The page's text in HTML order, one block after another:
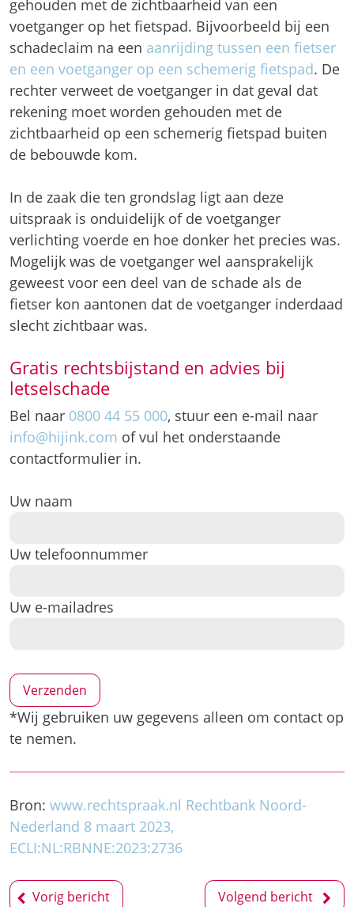
rekening moet worden gehouden met de
zichtbaarheid op een schemerig fietspad buiten
de bebouwde kom.
In de zaak die ten grondslag ligt aan deze
uitspraak is onduidelijk of de voetganger
verlichting voerde en hoe donker het precies was.
Mogelijk was de voetganger wel aansprakelijk
fietser kon aantonen dat de voetganger inderdaad
slecht zichtbaar was.
Gratis rechtsbijstand en advies bij
letselschade
Bel naar0800 44 55 000
, stuur een e-mail naar
contactformulier in.
Uw telefoonnummer
Uw e-mailadres
Bron:www.rechtspraak.nl Rechtbank Noord-
Nederland 8 maart 2023,
ECLI:NL:RBNNE:2023:2736
navigatie
Vorig bericht Volgend bericht